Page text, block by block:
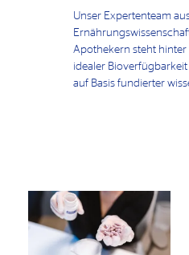
Unser Expertenteam
Apothekern steht
idealer
auf Basis fundierter